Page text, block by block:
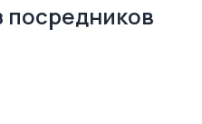
посредников